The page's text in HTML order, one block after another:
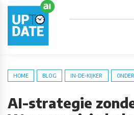
HOME BLOG IN-DE-KIJKER
AI-strategie